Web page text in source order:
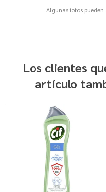
Algunas fotos
Los clientes
artículo